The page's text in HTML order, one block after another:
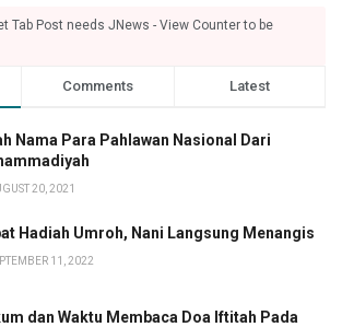
Tab Post needs JNews - View Counter to be
Comments Latest
Nama Para Pahlawan Nasional Dari
20, 2021
Hadiah Umroh, Nani Langsung Menangis
11, 2022
dan Waktu Membaca Doa Iftitah Pada